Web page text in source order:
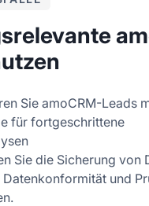
Sie amoCRM-Leads
für fortgeschrittene
Sie die Sicherung von
Datenkonformität und